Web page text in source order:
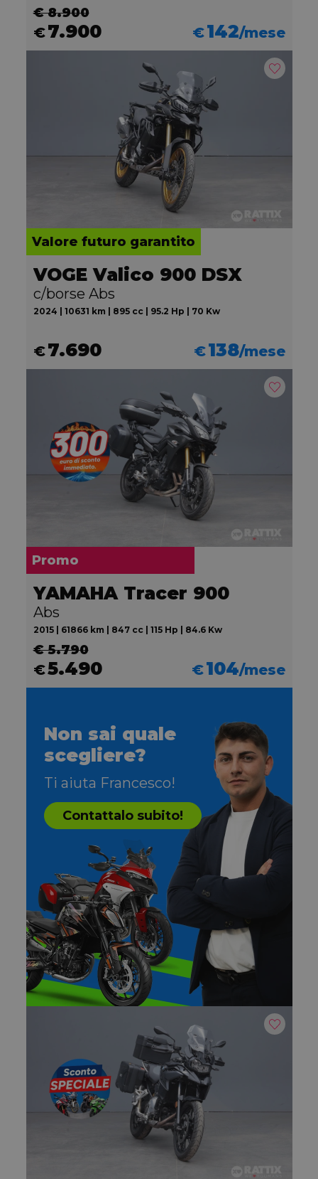
€ 8.900
€7.900 €142/mese
Valore futuro garantito
VOGE Valico 900 DSX
c/borse Abs
2024 | 10631 km | 895 cc | 95.2 Hp | 70 Kw
€7.690 €138/mese
Promo
YAMAHA Tracer 900
Abs
2015 | 61866 km | 847 cc | 115 Hp | 84.6 Kw
€ 5.790
€5.490 €104/mese
Non sai quale
scegliere?
Ti aiuta Francesco!
Contattalo subito!